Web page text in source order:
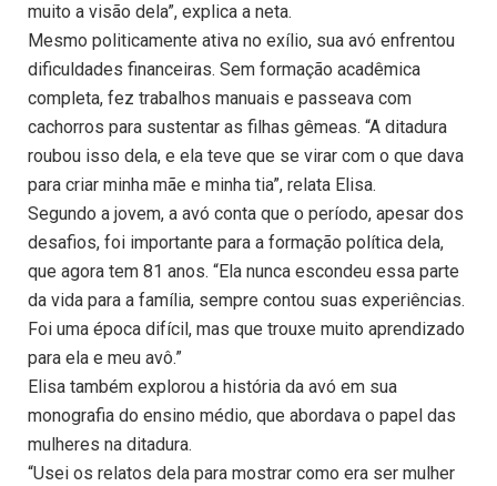
muito a visão dela”, explica a neta.
Mesmo politicamente ativa no exílio, sua avó enfrentou
dificuldades financeiras. Sem formação acadêmica
completa, fez trabalhos manuais e passeava com
cachorros para sustentar as filhas gêmeas. “A ditadura
roubou isso dela, e ela teve que se virar com o que dava
para criar minha mãe e minha tia”, relata Elisa.
Segundo a jovem, a avó conta que o período, apesar dos
desafios, foi importante para a formação política dela,
que agora tem 81 anos. “Ela nunca escondeu essa parte
da vida para a família, sempre contou suas experiências.
Foi uma época difícil, mas que trouxe muito aprendizado
para ela e meu avô.”
Elisa também explorou a história da avó em sua
monografia do ensino médio, que abordava o papel das
mulheres na ditadura.
“Usei os relatos dela para mostrar como era ser mulher